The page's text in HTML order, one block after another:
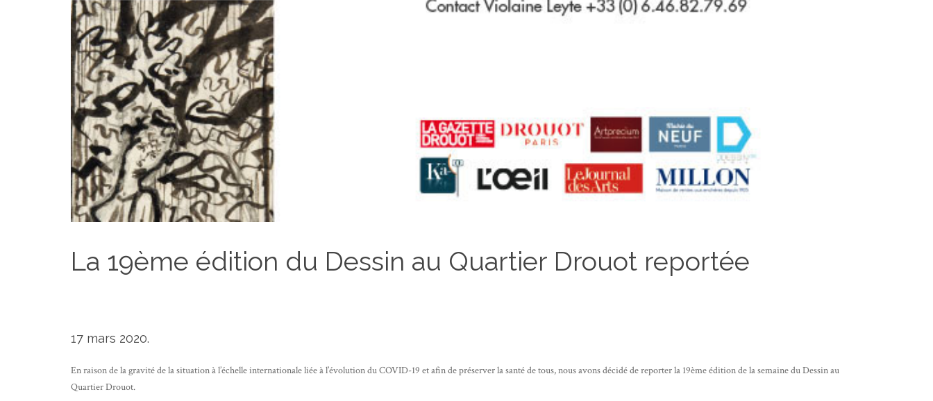
La 19ème édition du Dessin au Quartier Drouot reportée
17 mars 2020.
En raison de la gravité de la situation à l’échelle internationale liée à l’évolution du COVID-19 et afin de préserver la santé de tous, nous avons décidé de reporter la 19ème édition de la semaine du Dessin au
Quartier Drouot.